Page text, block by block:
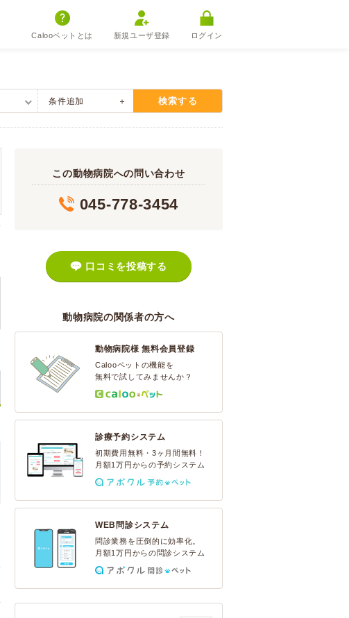
Calooペットとは 新規ユーザ登録 ログイン
条件追加 検索する
この動物病院への問い合わせ
045-778-3454
口コミを投稿する
動物病院の関係者の方へ
動物病院様 無料会員登録
Calooペットの機能を
無料で試してみませんか？
診療予約システム
初期費用無料・3ヶ月間無料！
月額1万円からの予約システム
WEB問診システム
問診業務を圧倒的に効率化。
月額1万円からの問診システム